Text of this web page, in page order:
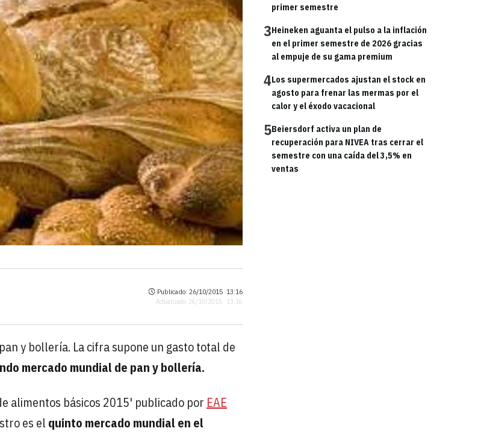
primer semestre
3Heineken aguanta el pulso a la inflación
en el primer semestre de 2026 gracias
al empuje de su gama premium
4Los supermercados ajustan el stock en
agosto para frenar las mermas por el
calor y el éxodo vacacional
5Beiersdorf activa un plan de
recuperación para NIVEA tras cerrar el
semestre con una caída del 3,5% en
ventas
Publicado: 26/10/2015 ·13:16
Actualizado: 26/10/2015 · 13:16
y bollería. La cifra supone un gasto total de
mercado mundial de pan y bollería.
alimentos básicos 2015' publicado por EAE
es el quinto mercado mundial en el